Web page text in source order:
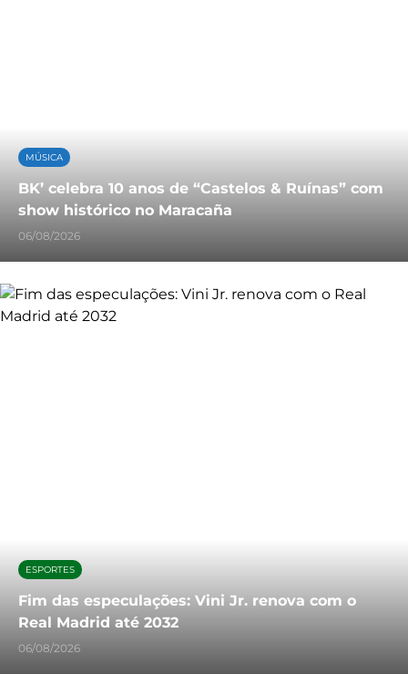
MÚSICA
BK’ celebra 10 anos de “Castelos & Ruínas” com
show histórico no Maracaña
06/08/2026
ESPORTES
Fim das especulações: Vini Jr. renova com o
Real Madrid até 2032
06/08/2026